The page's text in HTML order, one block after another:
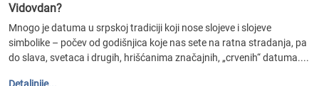
Vidovdan?
Mnogo je datuma u srpskoj tradiciji koji nose slojeve i slojeve
simbolike – počev od godišnjica koje nas sete na ratna stradanja, pa
do slava, svetaca i drugih, hrišćanima značajnih, „crvenih“ datuma....
Detaljnije...